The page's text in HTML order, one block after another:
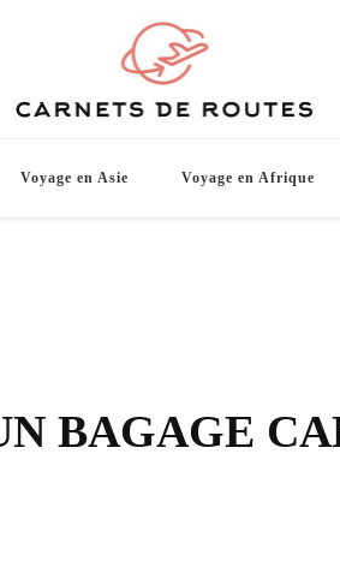
Voyage en Asie Voyage en Afrique
BAGAGE